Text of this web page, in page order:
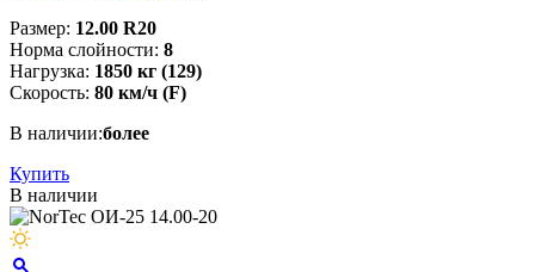
Размер: 12.00 R20
Норма слойности: 8
Нагрузка: 1850 кг (129)
Скорость: 80 км/ч (F)
В наличии:более
Купить
В наличии